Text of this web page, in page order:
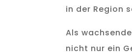
in der Region
Als
nicht nur ein